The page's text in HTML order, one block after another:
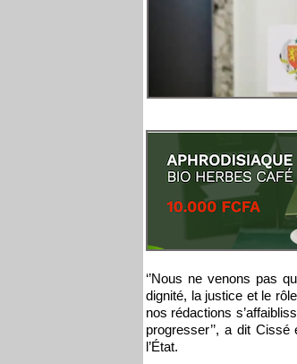
‘’Nous ne venons pas
dignité, la justice et le
nos rédactions
progresser’’, a dit
l’État.